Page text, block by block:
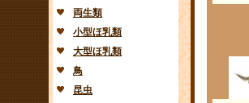
両生類
小型ほ乳類
大型ほ乳類
鳥
昆虫